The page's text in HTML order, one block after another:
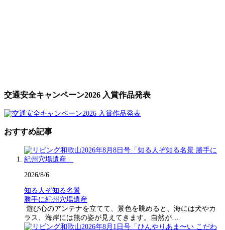
交通安全キャンペーン2026 入賞作品発表
おすすめ記事
2026/8/6
知る人ぞ知る名景
勝手に紀州穴場遺産
遊び心のアンテナを立てて、景色を眺めると、海には犬やカ
ラス、海岸には熊の姿が見えてきます。自然が…